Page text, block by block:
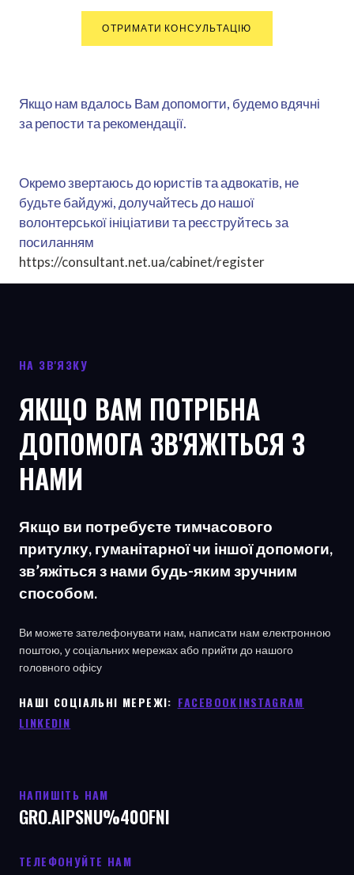
ОТРИМАТИ КОНСУЛЬТАЦІЮ
Якщо нам вдалось Вам допомогти, будемо вдячні
за репости та рекомендації.
Окремо звертаюсь до юристів та адвокатів, не
будьте байдужі, долучайтесь до нашої
волонтерської ініціативи та реєструйтесь за
посиланням
https://consultant.net.ua/cabinet/register
НА ЗВ'ЯЗКУ
ЯКЩО ВАМ ПОТРІБНА
ДОПОМОГА ЗВ'ЯЖІТЬСЯ З
НАМИ
Якщо ви потребуєте тимчасового
притулку, гуманітарної чи іншої допомоги,
зв’яжіться з нами будь-яким зручним
способом.
Ви можете зателефонувати нам, написати нам електронною
поштою, у соціальних мережах або прийти до нашого
головного офісу
НАШІ СОЦІАЛЬНІ МЕРЕЖІ: ㅤ FACEBOOKINSTAGRAM
LINKEDIN
НАПИШІТЬ НАМ
GRO.AIPSNU%40OFNI
ТЕЛЕФОНУЙТЕ НАМ